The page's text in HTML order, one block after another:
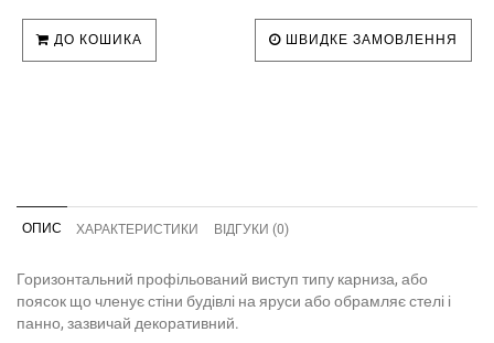
ДО КОШИКА ШВИДКЕ ЗАМОВЛЕННЯ
ОПИС ХАРАКТЕРИСТИКИ ВІДГУКИ (0)
Горизонтальний профільований виступ типу карниза, або
поясок що членує стіни будівлі на яруси або обрамляє стелі і
панно, зазвичай декоративний.